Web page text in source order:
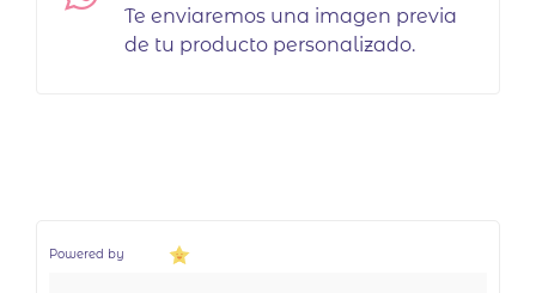
Te enviaremos una imagen previa
de tu producto personalizado.
Powered by